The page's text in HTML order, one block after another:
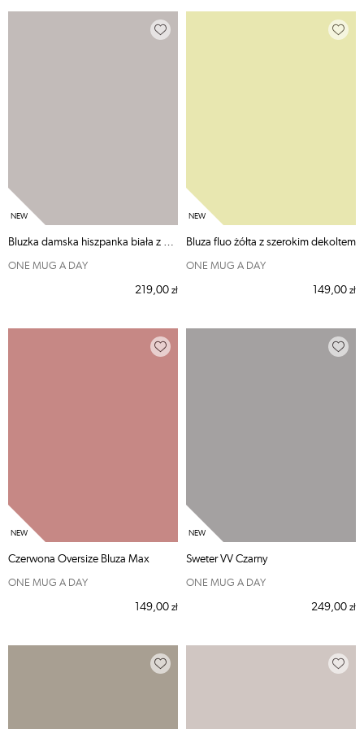
Bluzka damska hiszpanka biała z gumką w dekolcie i wiązanymi rękawkami
ONE MUG A DAY
219,00 zł
Bluza fluo żółta z szerokim dekoltem
ONE MUG A DAY
149,00 zł
Czerwona Oversize Bluza Max
ONE MUG A DAY
149,00 zł
Sweter VV Czarny
ONE MUG A DAY
249,00 zł